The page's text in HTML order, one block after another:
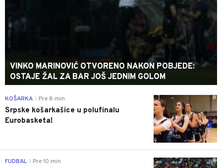
VINKO MARINOVIĆ OTVORENO NAKON POBJEDE:
OSTAJE ŽAL ZA BAR JOŠ JEDNIM GOLOM
0
KOŠARKA Pre 8 min
Srpske košarkašice u polufinalu
Eurobasketa!
0
FUDBAL Pre 10 min